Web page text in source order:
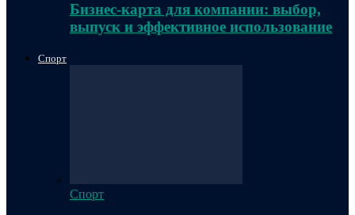
Бизнес-карта для компании: выбор,
выпуск и эффективное использование
Спорт
Спорт